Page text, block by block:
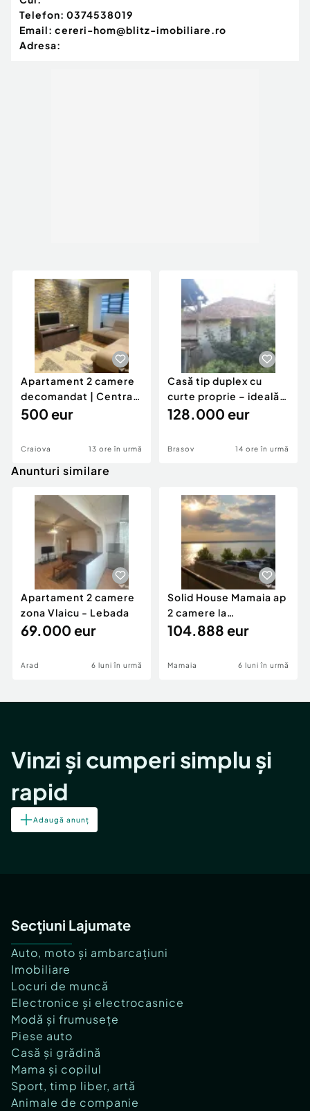
Telefon: 0374538019
Email: cereri-hom@blitz-imobiliare.ro
Adresa:
Apartament 2 camere
decomandat | Centrală
proprie | 60 mp |
500 eur
Craiova 13 ore în urmă
Casă tip duplex cu
curte proprie – ideală
pentru renovar
128.000 eur
Brasov 14 ore în urmă
Anunturi similare
Apartament 2 camere
zona Vlaicu - Lebada
69.000 eur
Arad 6 luni în urmă
Solid House Mamaia ap
2 camere la
cheie,langa Mega
104.888 eur
Mamaia 6 luni în urmă
Vinzi și cumperi simplu și
rapid
Adaugă anunț
Secțiuni Lajumate
Auto, moto și ambarcațiuni
Imobiliare
Locuri de muncă
Electronice și electrocasnice
Modă și frumusețe
Piese auto
Casă și grădină
Mama și copilul
Sport, timp liber, artă
Animale de companie